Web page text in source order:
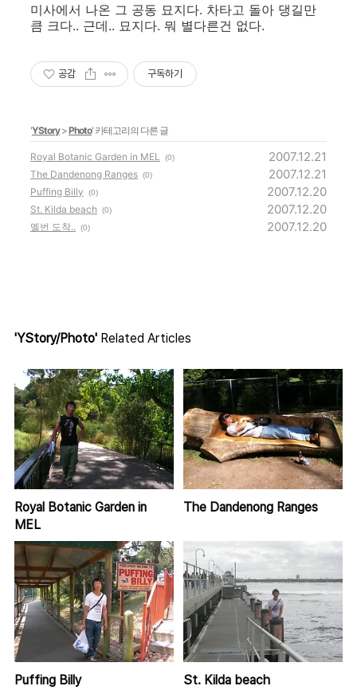
미사에서 나온 그 공동 묘지다. 차타고 돌아 댕길만
큼 크다.. 근데.. 묘지다. 뭐 별다른건 없다.
공감 구독하기
'YStory>Photo' 카테고리의 다른 글
Royal Botanic Garden in MEL (0) 2007.12.21
The Dandenong Ranges (0) 2007.12.21
Puffing Billy (0) 2007.12.20
St. Kilda beach (0) 2007.12.20
멜번 도착.. (0) 2007.12.20
'YStory/Photo' Related Articles
Royal Botanic Garden in
MEL
The Dandenong Ranges
Puffing Billy St. Kilda beach